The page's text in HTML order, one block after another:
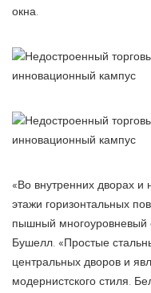
окна.
«Во внутренних дворах
этажи горизонтальных
пышный многоуровневый
Бушелл. «Простые
центральных дворов и
модернистского стиля.